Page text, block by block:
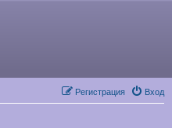
Вход
Регистрация